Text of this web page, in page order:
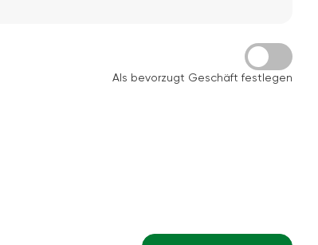
Als bevorzugt Geschäft festlegen